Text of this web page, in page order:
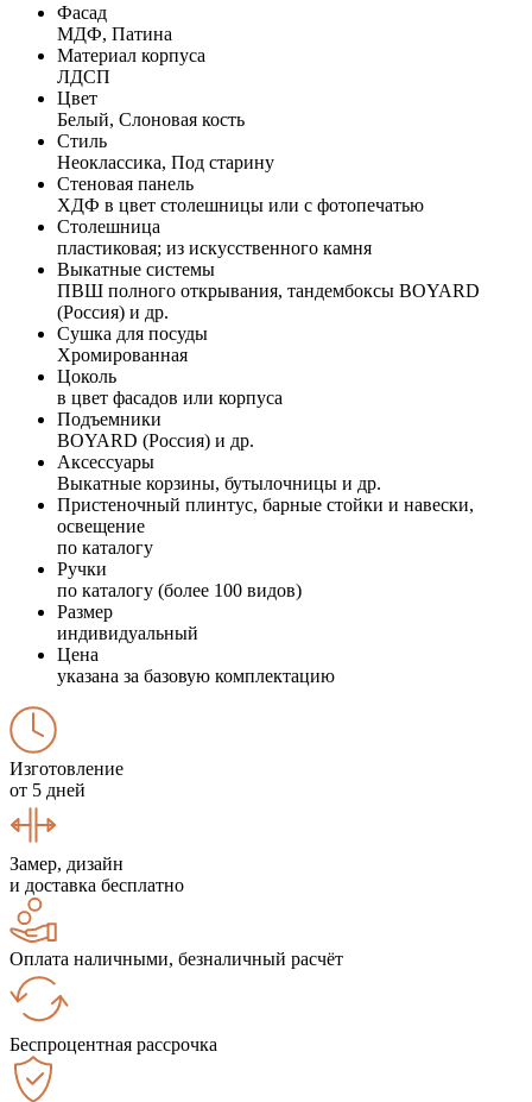
Фасад
МДФ, Патина
Материал корпуса
ЛДСП
Цвет
Белый, Слоновая кость
Стиль
Неоклассика, Под старину
Стеновая панель
ХДФ в цвет столешницы или с фотопечатью
Столешница
пластиковая; из искусственного камня
Выкатные системы
ПВШ полного открывания, тандембоксы BOYARD
(Россия) и др.
Сушка для посуды
Хромированная
Цоколь
в цвет фасадов или корпуса
Подъемники
BOYARD (Россия) и др.
Аксессуары
Выкатные корзины, бутылочницы и др.
Пристеночный плинтус, барные стойки и навески,
освещение
по каталогу
Ручки
по каталогу (более 100 видов)
Размер
индивидуальный
Цена
указана за базовую комплектацию
Изготовление
от 5 дней
Замер, дизайн
и доставка бесплатно
Оплата наличными, безналичный расчёт
Беспроцентная рассрочка